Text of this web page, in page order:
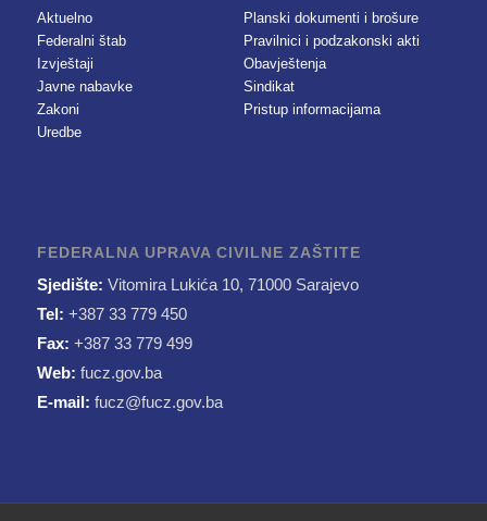
Aktuelno
Federalni štab
Izvještaji
Javne nabavke
Zakoni
Uredbe
Planski dokumenti i brošure
Pravilnici i podzakonski akti
Obavještenja
Sindikat
Pristup informacijama
FEDERALNA UPRAVA CIVILNE ZAŠTITE
Sjedište: Vitomira Lukića 10, 71000 Sarajevo
Tel: +387 33 779 450
Fax: +387 33 779 499
Web: fucz.gov.ba
E-mail: fucz@fucz.gov.ba